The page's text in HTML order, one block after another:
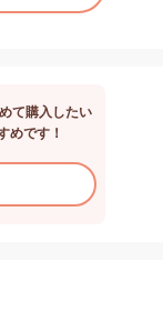
て購入したい
めです！